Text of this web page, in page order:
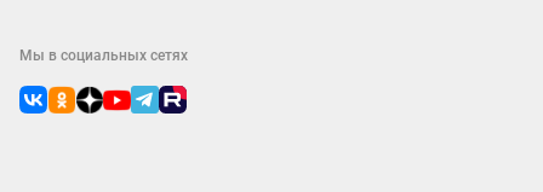
Мы в социальных сетях